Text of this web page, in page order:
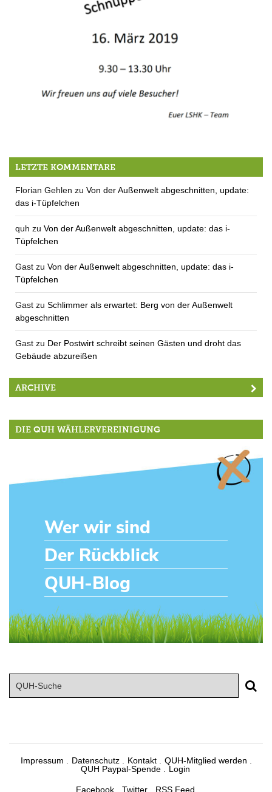
Tag der offenen Tür am LSH Kempfenhausen
LETZTE KOMMENTARE
Florian Gehlen zu Von der Außenwelt abgeschnitten, update:
das i-Tüpfelchen
quh zu Von der Außenwelt abgeschnitten, update: das i-
Tüpfelchen
Gast zu Von der Außenwelt abgeschnitten, update: das i-
Tüpfelchen
Gast zu Schlimmer als erwartet: Berg von der Außenwelt
abgeschnitten
Gast zu Der Postwirt schreibt seinen Gästen und droht das
Gebäude abzureißen
ARCHIVE
DIE QUH WÄHLERVEREINIGUNG
Wer wir sind
Der Rückblick
QUH-Blog
Impressum Datenschutz Kontakt
QUH-Mitglied werden
QUH Paypal-Spende
Login
Facebook Twitter RSS Feed